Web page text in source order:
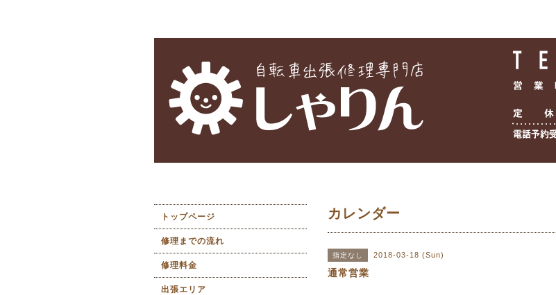
カレンダー
指定なし 2018-03-18 (Sun)
通常営業
トップページ
修理までの流れ
修理料金
出張エリア